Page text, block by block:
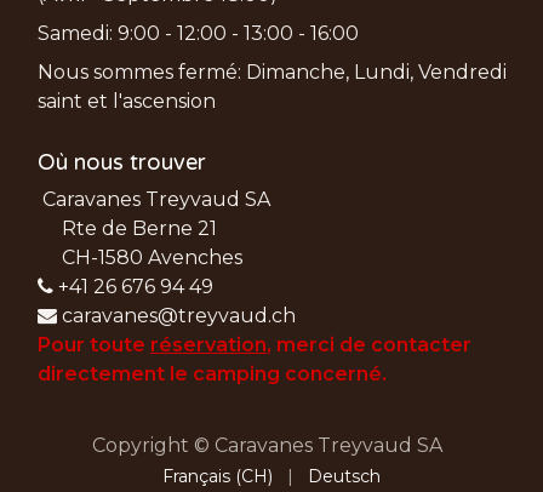
Samedi: 9:00 - 12:00 - 13:00 - 16:00
Nous sommes fermé: Dimanche, Lundi, Vendredi
saint et l'ascension
Où nous trouver
Caravanes Treyvaud SA
Rte de Berne 21
CH-1580 Avenches
+41 26 676 94 49
caravanes@treyvaud.ch
Pour toute réservation, merci de contacter
directement le camping concerné.
Copyright © Caravanes Treyvaud SA
Français (CH) | Deutsch